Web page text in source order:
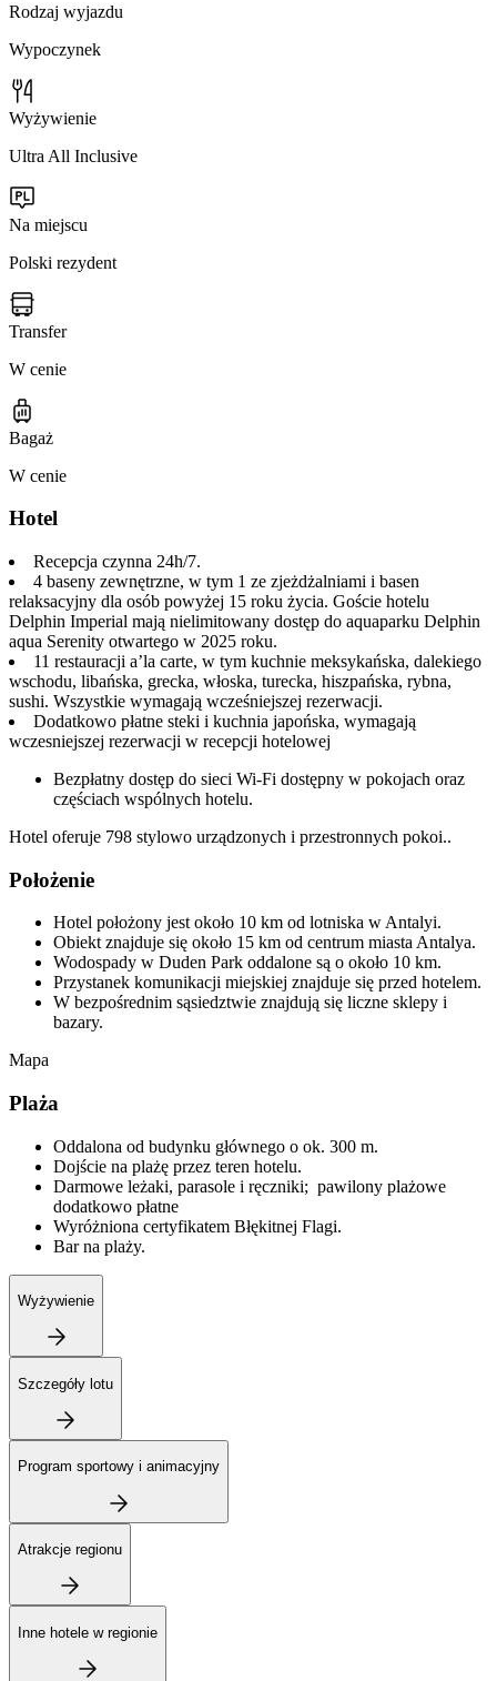
Rodzaj wyjazdu
Wypoczynek
Wyżywienie
Ultra All Inclusive
Na miejscu
Polski rezydent
Transfer
W cenie
Bagaż
W cenie
Hotel
Recepcja czynna 24h/7.
4 baseny zewnętrzne, w tym 1 ze zjeżdżalniami i basen
relaksacyjny dla osób powyżej 15 roku życia. Goście hotelu
Delphin Imperial mają nielimitowany dostęp do aquaparku Delphin
aqua Serenity otwartego w 2025 roku.
11 restauracji a’la carte, w tym kuchnie meksykańska, dalekiego
wschodu, libańska, grecka, włoska, turecka, hiszpańska, rybna,
sushi. Wszystkie wymagają wcześniejszej rezerwacji.
Dodatkowo płatne steki i kuchnia japońska, wymagają
wczesniejszej rezerwacji w recepcji hotelowej
Bezpłatny dostęp do sieci Wi-Fi dostępny w pokojach oraz
częściach wspólnych hotelu.
Hotel oferuje 798 stylowo urządzonych i przestronnych pokoi..
Położenie
Hotel położony jest około 10 km od lotniska w Antalyi.
Obiekt znajduje się około 15 km od centrum miasta Antalya.
Wodospady w Duden Park oddalone są o około 10 km.
Przystanek komunikacji miejskiej znajduje się przed hotelem.
W bezpośrednim sąsiedztwie znajdują się liczne sklepy i
bazary.
Mapa
Plaża
Oddalona od budynku głównego o ok. 300 m.
Dojście na plażę przez teren hotelu.
Darmowe leżaki, parasole i ręczniki; pawilony plażowe
dodatkowo płatne
Wyróżniona certyfikatem Błękitnej Flagi.
Bar na plaży.
Wyżywienie
Szczegóły lotu
Program sportowy i animacyjny
Atrakcje regionu
Inne hotele w regionie